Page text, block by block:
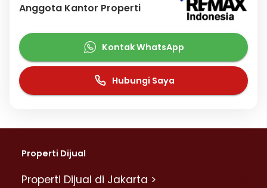
Anggota Kantor Properti
Kontak WhatsApp
Hubungi Saya
Properti Dijual
Properti Dijual di Jakarta >